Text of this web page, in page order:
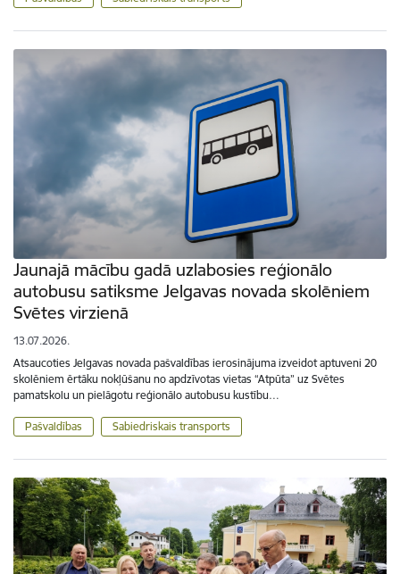
Jaunajā mācību gadā uzlabosies reģionālo
autobusu satiksme Jelgavas novada skolēniem
Svētes virzienā
13.07.2026.
Atsaucoties Jelgavas novada pašvaldības ierosinājuma izveidot aptuveni 20
skolēniem ērtāku nokļūšanu no apdzīvotas vietas “Atpūta” uz Svētes
pamatskolu un pielāgotu reģionālo autobusu kustību…
Pašvaldības Sabiedriskais transports